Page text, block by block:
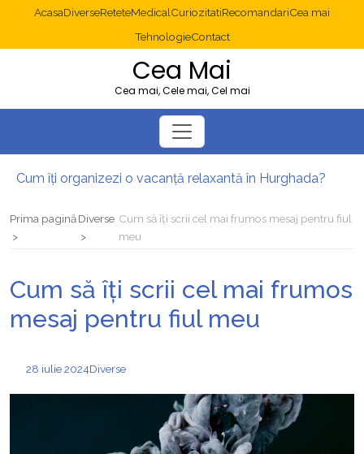
AcasaDiverseReteteMedicalCuriozitatiRecomandariCea mai
TehnologieContact
Cea Mai
Cea mai, Cele mai, Cel mai
Cum îți organizezi o vacanță relaxantă în Hurghada?
Multisite WordPress și Mastodon: cum gestionezi mai multe site-uri
Prima paginăDiverse Cum să îți scrii cel mai frumos mesaj pentru fiul
meu
Cum să îți scrii cel mai frumos
mesaj pentru fiul meu
28 iulie 2024Diverse